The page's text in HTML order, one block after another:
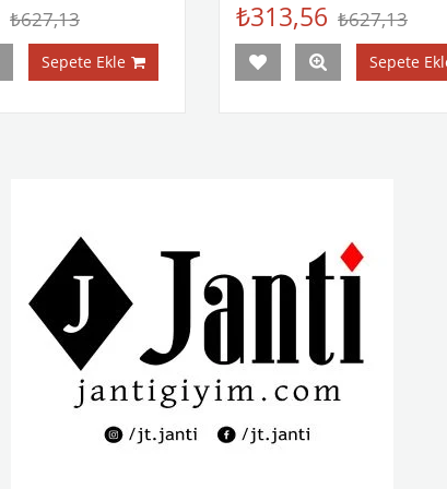
₺627,13
Sepete Ekle
₺313,56 ₺627,13
Sepete